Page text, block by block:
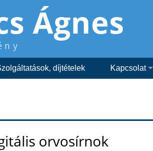
Ágnes
díjtételek Kapcsolat
orvosírnok